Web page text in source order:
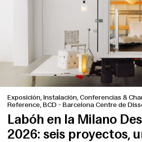
Exposición, Instalación, Conferencias &
Reference, BCD - Barcelona Centre de
Labóh en la Milano
2026: seis proyectos,